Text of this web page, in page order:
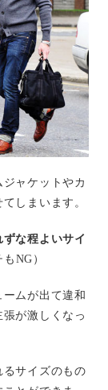
ャケットやカ
しまいます。
な程よいサイ
NG）
ムが出て違和
が激しくなっ
サイズのもの